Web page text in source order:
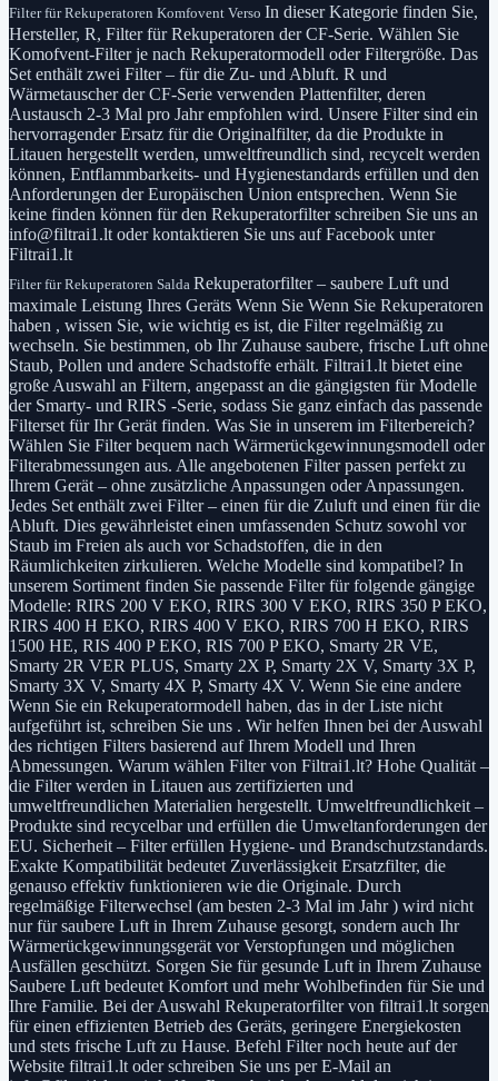
Filter für Rekuperatoren Komfovent Verso In dieser Kategorie finden Sie,
Hersteller, R, Filter für Rekuperatoren der CF-Serie. Wählen Sie
Komofvent-Filter je nach Rekuperatormodell oder Filtergröße. Das
Set enthält zwei Filter – für die Zu- und Abluft. R und
Wärmetauscher der CF-Serie verwenden Plattenfilter, deren
Austausch 2-3 Mal pro Jahr empfohlen wird. Unsere Filter sind ein
hervorragender Ersatz für die Originalfilter, da die Produkte in
Litauen hergestellt werden, umweltfreundlich sind, recycelt werden
können, Entflammbarkeits- und Hygienestandards erfüllen und den
Anforderungen der Europäischen Union entsprechen. Wenn Sie
keine finden können für den Rekuperatorfilter schreiben Sie uns an
info@filtrai1.lt oder kontaktieren Sie uns auf Facebook unter
Filtrai1.lt
Filter für Rekuperatoren Salda Rekuperatorfilter – saubere Luft und
maximale Leistung Ihres Geräts Wenn Sie Wenn Sie Rekuperatoren
haben , wissen Sie, wie wichtig es ist, die Filter regelmäßig zu
wechseln. Sie bestimmen, ob Ihr Zuhause saubere, frische Luft ohne
Staub, Pollen und andere Schadstoffe erhält. Filtrai1.lt bietet eine
große Auswahl an Filtern, angepasst an die gängigsten für Modelle
der Smarty- und RIRS -Serie, sodass Sie ganz einfach das passende
Filterset für Ihr Gerät finden. Was Sie in unserem im Filterbereich?
Wählen Sie Filter bequem nach Wärmerückgewinnungsmodell oder
Filterabmessungen aus. Alle angebotenen Filter passen perfekt zu
Ihrem Gerät – ohne zusätzliche Anpassungen oder Anpassungen.
Jedes Set enthält zwei Filter – einen für die Zuluft und einen für die
Abluft. Dies gewährleistet einen umfassenden Schutz sowohl vor
Staub im Freien als auch vor Schadstoffen, die in den
Räumlichkeiten zirkulieren. Welche Modelle sind kompatibel? In
unserem Sortiment finden Sie passende Filter für folgende gängige
Modelle: RIRS 200 V EKO, RIRS 300 V EKO, RIRS 350 P EKO,
RIRS 400 H EKO, RIRS 400 V EKO, RIRS 700 H EKO, RIRS
1500 HE, RIS 400 P EKO, RIS 700 P EKO, Smarty 2R VE,
Smarty 2R VER PLUS, Smarty 2X P, Smarty 2X V, Smarty 3X P,
Smarty 3X V, Smarty 4X P, Smarty 4X V. Wenn Sie eine andere
Wenn Sie ein Rekuperatormodell haben, das in der Liste nicht
aufgeführt ist, schreiben Sie uns . Wir helfen Ihnen bei der Auswahl
des richtigen Filters basierend auf Ihrem Modell und Ihren
Abmessungen. Warum wählen Filter von Filtrai1.lt? Hohe Qualität –
die Filter werden in Litauen aus zertifizierten und
umweltfreundlichen Materialien hergestellt. Umweltfreundlichkeit –
Produkte sind recycelbar und erfüllen die Umweltanforderungen der
EU. Sicherheit – Filter erfüllen Hygiene- und Brandschutzstandards.
Exakte Kompatibilität bedeutet Zuverlässigkeit Ersatzfilter, die
genauso effektiv funktionieren wie die Originale. Durch
regelmäßige Filterwechsel (am besten 2-3 Mal im Jahr ) wird nicht
nur für saubere Luft in Ihrem Zuhause gesorgt, sondern auch Ihr
Wärmerückgewinnungsgerät vor Verstopfungen und möglichen
Ausfällen geschützt. Sorgen Sie für gesunde Luft in Ihrem Zuhause
Saubere Luft bedeutet Komfort und mehr Wohlbefinden für Sie und
Ihre Familie. Bei der Auswahl Rekuperatorfilter von filtrai1.lt sorgen
für einen effizienten Betrieb des Geräts, geringere Energiekosten
und stets frische Luft zu Hause. Befehl Filter noch heute auf der
Website filtrai1.lt oder schreiben Sie uns per E-Mail an